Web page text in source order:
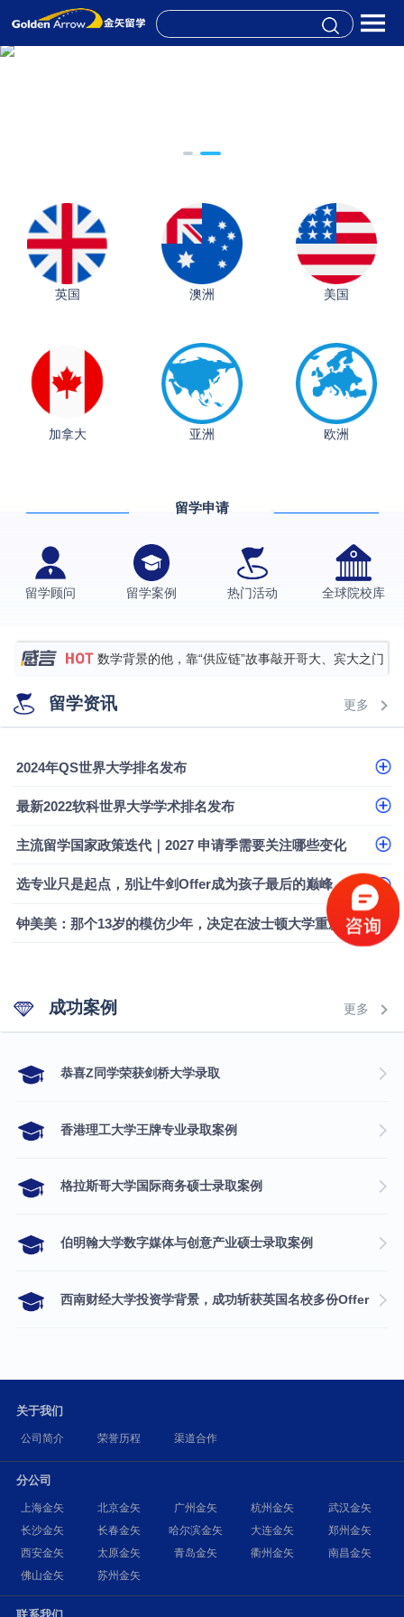
英国 澳洲 美国
加拿大 亚洲 欧洲
留学申请
留学顾问 留学案例 热门活动 全球院校库
从上海财大2+2到谢菲尔德：低均分逆袭QS百强金
伯明翰大学数字媒体与创意产业硕士录取案例
西南财经大学投资学背景，成功斩获英国名校多份
硕士录取
数学背景的他，靠“供应链”故事敲开哥大、宾大之门
专科逆袭伦敦大学学院UCL录取案例解析
香港浸会大学伦理与公共事务硕士录取
留学资讯 更多
2024年QS世界大学排名发布
最新2022软科世界大学学术排名发布
主流留学国家政策迭代｜2027 申请季需要关注哪些变化
选专业只是起点，别让牛剑Offer成为孩子最后的巅峰
钟美美：那个13岁的模仿少年，决定在波士顿大学重新定义自己
成功案例 更多
​恭喜Z同学荣获剑桥大学录取
香港理工大学王牌专业录取案例
格拉斯哥大学国际商务硕士录取案例
伯明翰大学数字媒体与创意产业硕士录取案例
西南财经大学投资学背景，成功斩获英国名校多份Offer
关于我们
公司简介 荣誉历程 渠道合作
分公司
上海金矢 北京金矢 广州金矢 杭州金矢
武汉金矢
长沙金矢
长春金矢 哈尔滨金矢 大连金矢
郑州金矢
西安金矢
太原金矢 青岛金矢 衢州金矢
南昌金矢
佛山金矢
苏州金矢